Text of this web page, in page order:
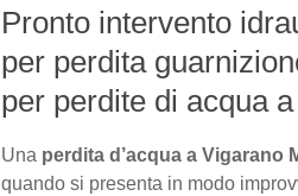
Pronto intervento
per perdita
per perdite di acqua
Una perdita d’acqua a Vigarano
quando si presenta in modo